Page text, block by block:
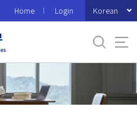
Home Login Korean